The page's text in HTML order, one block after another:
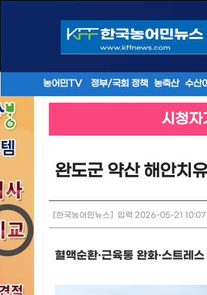
농어민TV 정부/국회 정책 농축산 수산
시청
완도군 약산 해안치
[한국농어민뉴스] 입력 2026-05-21 10:07
혈액순환·근육통 완화·스트레